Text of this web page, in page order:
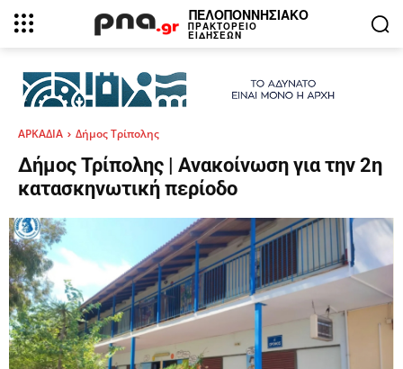
ΠΕΛΟΠΟΝΝΗΣΙΑΚΟ
ΠΡΑΚΤΟΡΕΙΟ
ΕΙΔΗΣΕΩΝ
ΑΡΚΑΔΙΑ Δήμος Τρίπολης
Δήμος Τρίπολης | Ανακοίνωση για την 2η
κατασκηνωτική περίοδο